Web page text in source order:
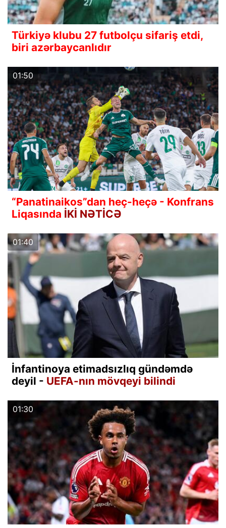
Türkiyə klubu 27 futbolçu sifariş etdi,
biri azərbaycanlıdır
01:50
“Panatinaikos”dan heç-heçə - Konfrans
Liqasında İKİ NƏTİCƏ
01:40
İnfantinoya etimadsızlıq gündəmdə
deyil - UEFA-nın mövqeyi bilindi
01:30